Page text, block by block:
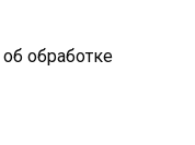
об обработке